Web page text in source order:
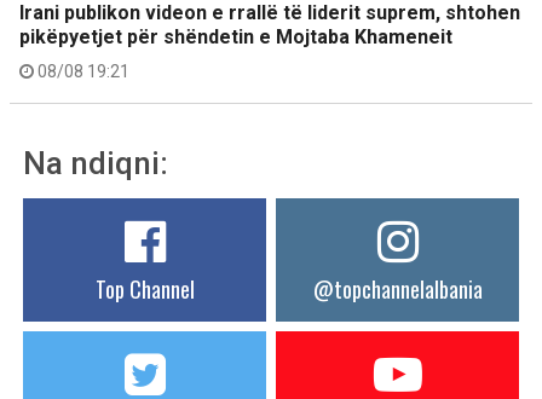
Irani publikon videon e rrallë të liderit suprem, shtohen
pikëpyetjet për shëndetin e Mojtaba Khameneit
08/08 19:21
Na ndiqni:
Top Channel @topchannelalbania